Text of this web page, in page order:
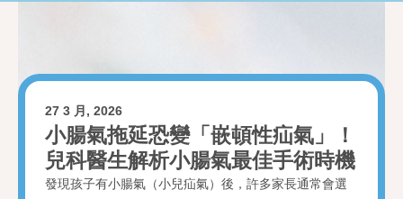
27 3 月, 2026
小腸氣拖延恐變「嵌頓性疝氣」！
兒科醫生解析小腸氣最佳手術時機
發現孩子有小腸氣（小兒疝氣）後，許多家長通常會選